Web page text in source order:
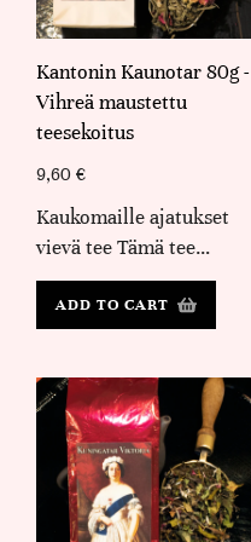
Kantonin Kaunotar 80g -
Vihreä maustettu
teesekoitus
9,60 €
Kaukomaille ajatukset
vievä tee Tämä tee…
ADD TO CART